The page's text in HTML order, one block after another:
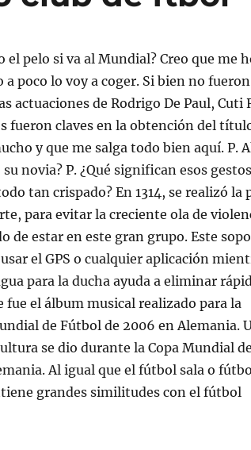
el pelo si va al Mundial? Creo que me
a poco lo voy a coger. Si bien no fueron
actuaciones de Rodrigo De Paul, Cuti
fueron claves en la obtención del
y que me salga todo bien aquí. P.
novia? P. ¿Qué significan esos
tan crispado? En 1314, se realizó la
para evitar la creciente ola de
de estar en este gran grupo. Este
el GPS o cualquier aplicación
para la ducha ayuda a eliminar
fue el álbum musical realizado para la
de Fútbol de 2006 en Alemania.
se dio durante la Copa Mundial
Al igual que el fútbol sala o
grandes similitudes con el fútbol